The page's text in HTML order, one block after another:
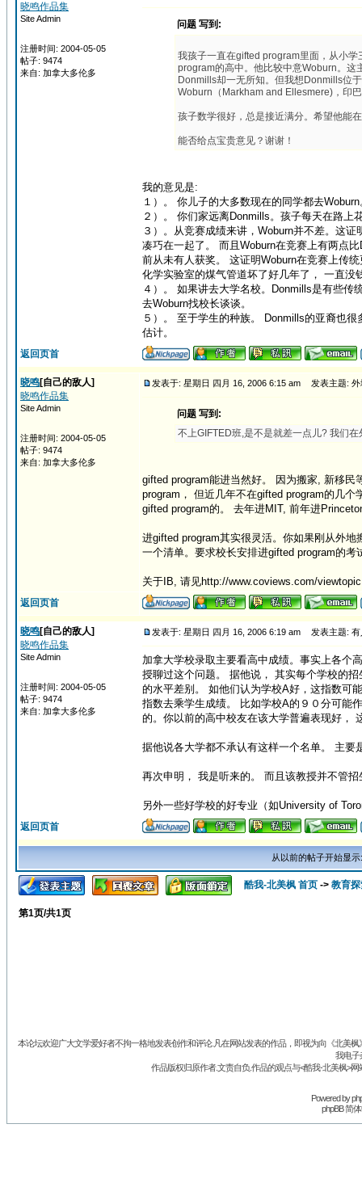
晓鸣作品集
Site Admin
注册时间: 2004-05-05
帖子: 9474
来自: 加拿大多伦多
问题 写到:
我孩子一直在gifted program里面，从小
program的高中。他比较中意Woburn。这
Donmills却一无所知。但我想Donmills位
Woburn（Markham and Ellesmere)，印
孩子数学很好，总是接近满分。希望他能
能否给点宝贵意见？谢谢！
我的意见是:
１）。 你儿子的大多数现在的同学都去
２）。 你们家远离Donmills。孩子每天在路上
３）。从竞赛成绩来讲，Woburn并不差。这
凑巧在一起了。 而且Woburn在竞赛上有两点
前从未有人获奖。 这证明Woburn在竞赛上传
化学实验室的煤气管道坏了好几年了， 一直没
４）。 如果讲去大学名校。Donmills是有些传
去Woburn找校长谈谈。
５）。 至于学生的种族。 Donmills的亚裔也
估计。
返回页首
晓鸣[自己的敌人]
晓鸣作品集
Site Admin
注册时间: 2004-05-05
帖子: 9474
来自: 加拿大多伦多
发表于: 星期日 四月 16, 2006 6:15 am 发表主题: 外
问题 写到:
不上GIFTED班,是不是就差一点儿? 我们
gifted program能进当然好。 因为搬家, 新移
program， 但近几年不在gifted program的几
gifted program的。 去年进MIT, 前年进
进gifted program其实很灵活。你如果刚从外
一个清单。要求校长安排进gifted program的考
关于IB, 请见http://www.coviews.com/
返回页首
晓鸣[自己的敌人]
晓鸣作品集
Site Admin
注册时间: 2004-05-05
帖子: 9474
来自: 加拿大多伦多
发表于: 星期日 四月 16, 2006 6:19 am 发表主题: 有
加拿大学校录取主要看高中成绩。事实上各个
授聊过这个问题。 据他说， 其实每个学校的
的水平差别。 如他们认为学校A好，这指数可
指数去乘学生成绩。 比如学校A的９０分可能
的。你以前的高中校友在该大学普遍表现好，
据他说各大学都不承认有这样一个名单。 主
再次申明， 我是听来的。 而且该教授并不管
另外一些好学校的好专业（如University of
返回页首
从以前的帖子开始显
酷我-北美枫 首页 -> 教育
第1页/共1页
本论坛欢迎广大文学爱好者不拘一格地发表创作和评论.凡在网站发表的作品，即视为向《北美
我电子
作品版权归原作者.文责自负.作品的观点与<酷我-北美枫>
Powered by
phpBB 简